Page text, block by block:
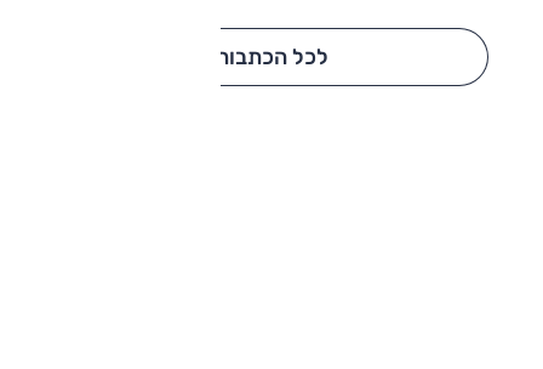
לכל הכתבות